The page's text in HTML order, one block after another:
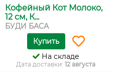
Кофейный Кот Молоко,
12 см, К...
БУДИ БАСА
Купить
На складе
Дата доставки: 12 августа